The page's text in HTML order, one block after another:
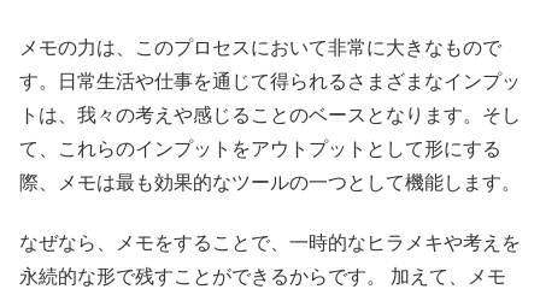
メモの力は、このプロセスにおいて非常に大きなもので
す。日常生活や仕事を通じて得られるさまざまなインプッ
トは、我々の考えや感じることのベースとなります。そし
て、これらのインプットをアウトプットとして形にする
際、メモは最も効果的なツールの一つとして機能します。
なぜなら、メモをすることで、一時的なヒラメキや考えを
永続的な形で残すことができるからです。 加えて、メモ